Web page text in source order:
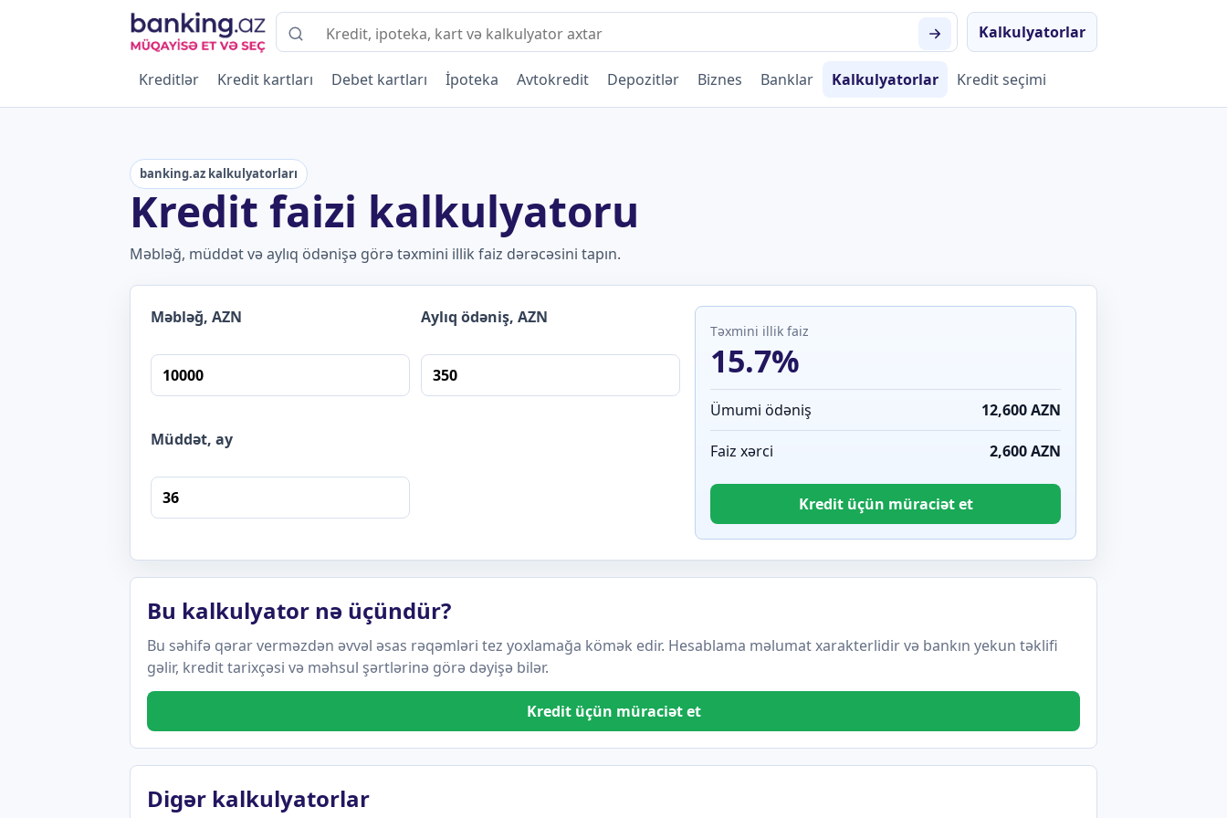
Kalkulyatorlar
Kreditlər Kredit kartları Debet kartları İpoteka Avtokredit Depozitlər Biznes Banklar Kalkulyatorlar Kredit seçimi
banking.az kalkulyatorları
Kredit faizi kalkulyatoru
Məbləğ, müddət və aylıq ödənişə görə təxmini illik faiz dərəcəsini tapın.
Məbləğ, AZN Aylıq ödəniş, AZN
Müddət, ay
Təxmini illik faiz
15.7%
Ümumi ödəniş 12,600 AZN
Faiz xərci 2,600 AZN
Kredit üçün müraciət et
Bu kalkulyator nə üçündür?
Bu səhifə qərar verməzdən əvvəl əsas rəqəmləri tez yoxlamağa kömək edir. Hesablama məlumat xarakterlidir və bankın yekun təklifi
gəlir, kredit tarixçəsi və məhsul şərtlərinə görə dəyişə bilər.
Kredit üçün müraciət et
Digər kalkulyatorlar